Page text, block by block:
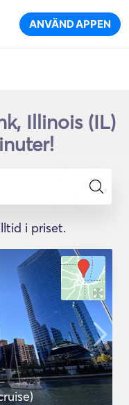
ANVÄND APPEN
Illinois (IL)
i priset.